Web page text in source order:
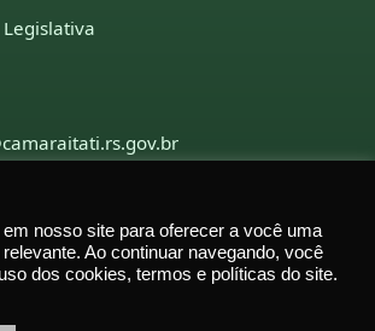
Municipal de Itati — Todos os direitos
nosso site para oferecer a você uma
Ao continuar navegando, você
dos cookies, termos e políticas do site.